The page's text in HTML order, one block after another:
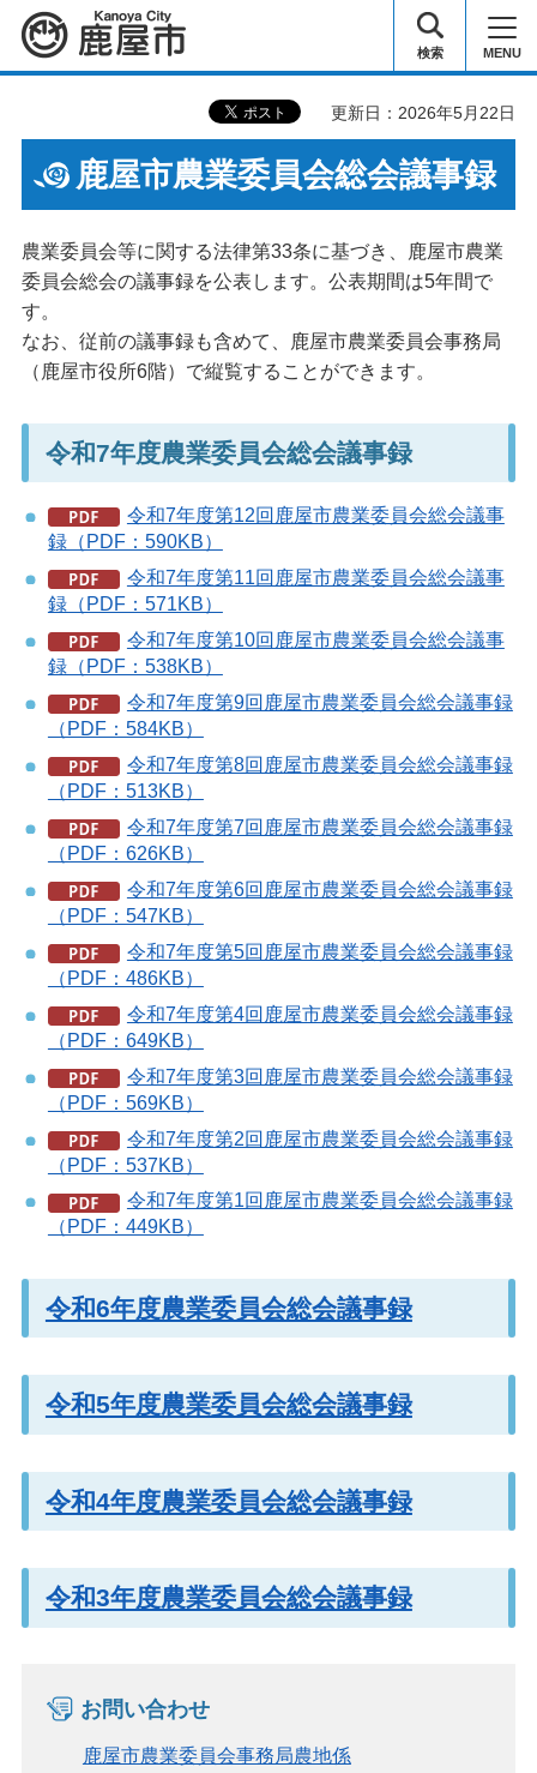
鹿屋市 検索 MENU
更新日：2026年5月22日
鹿屋市農業委員会総会議事録
農業委員会等に関する法律第33条に基づき、鹿屋市農業
委員会総会の議事録を公表します。公表期間は5年間で
す。
なお、従前の議事録も含めて、鹿屋市農業委員会事務局
（鹿屋市役所6階）で縦覧することができます。
令和7年度農業委員会総会議事録
令和7年度第12回鹿屋市農業委員会総会議事
録（PDF：590KB）
令和7年度第11回鹿屋市農業委員会総会議事
録（PDF：571KB）
令和7年度第10回鹿屋市農業委員会総会議事
録（PDF：538KB）
令和7年度第9回鹿屋市農業委員会総会議事録
（PDF：584KB）
令和7年度第8回鹿屋市農業委員会総会議事録
（PDF：513KB）
令和7年度第7回鹿屋市農業委員会総会議事録
（PDF：626KB）
令和7年度第6回鹿屋市農業委員会総会議事録
（PDF：547KB）
令和7年度第5回鹿屋市農業委員会総会議事録
（PDF：486KB）
令和7年度第4回鹿屋市農業委員会総会議事録
（PDF：649KB）
令和7年度第3回鹿屋市農業委員会総会議事録
（PDF：569KB）
令和7年度第2回鹿屋市農業委員会総会議事録
（PDF：537KB）
令和7年度第1回鹿屋市農業委員会総会議事録
（PDF：449KB）
令和6年度農業委員会総会議事録
令和5年度農業委員会総会議事録
令和4年度農業委員会総会議事録
令和3年度農業委員会総会議事録
お問い合わせ
鹿屋市農業委員会事務局農地係